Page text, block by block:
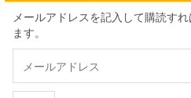
メールアドレスを記入して購読す
ます。
ル